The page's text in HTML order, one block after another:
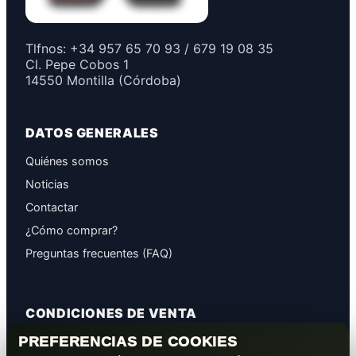
PREFERENCIAS DE COOKIES
Tlfnos: +34 957 65 70 93 / 679 19 08 35
Cl. Pepe Cobos 1
14550 Montilla (Córdoba)
DATOS GENERALES
Quiénes somos
Noticias
Contactar
¿Cómo comprar?
Preguntas frecuentes (FAQ)
CONDICIONES DE VENTA
GARANTÍAS